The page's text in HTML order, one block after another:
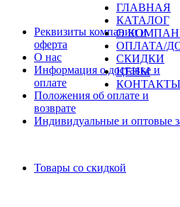
ГЛАВНАЯ
КАТАЛОГ
О
ОПЛАТА/
СКИДКИ
ЦЕНЫ
КОНТАКТЫ
Реквизиты компании и
оферта
О нас
Информация о доставке и
оплате
Положения об оплате и
возврате
Индивидуальные и оптовые
Товары со скидкой